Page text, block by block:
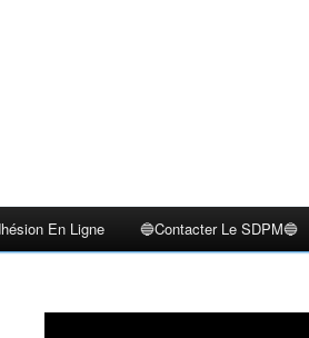
En Ligne 🔵Contacter Le SDPM🔵